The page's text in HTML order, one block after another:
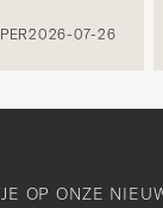
2026-07-26
OP ONZE